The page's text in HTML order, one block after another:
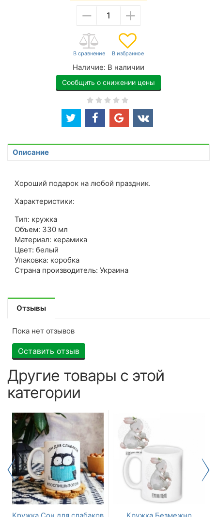
− +
Наличие: В наличии
Сообщить о снижении цены
Описание
Хороший подарок на любой праздник.
Характеристики:
Тип: кружка
Объем: 330 мл
Материал: керамика
Цвет: белый
Упаковка: коробка
Страна производитель: Украина
Отзывы
Пока нет отзывов
Оставить отзыв
Другие товары с этой
категории